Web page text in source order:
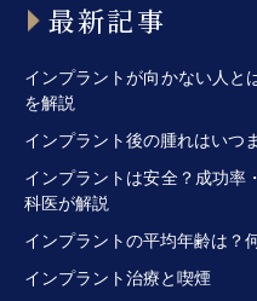
最新記事
インプラントが向かない人と
を解説
インプラント後の腫れはいつ
インプラントは安全？成功率
科医が解説
インプラントの平均年齢は？
インプラント治療と喫煙